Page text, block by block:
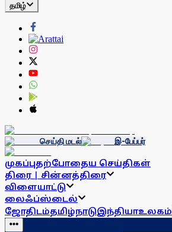
தமிழ்
செய்தி மடல் இ-பேப்பர்
முகப்புதற்போதைய செய்திகள்
திரை | சின்னத்திரை
விளையாட்டு
லைஃப்ஸ்டைல்
ஜோதிடம்தமிழ்நாடுஇந்தியாஉலகம்